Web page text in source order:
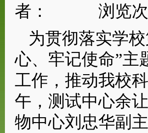
者： 浏览次
为贯彻落实学
心、牢记使命”主
工作，推动我校
午，测试中心余
物中心刘忠华副